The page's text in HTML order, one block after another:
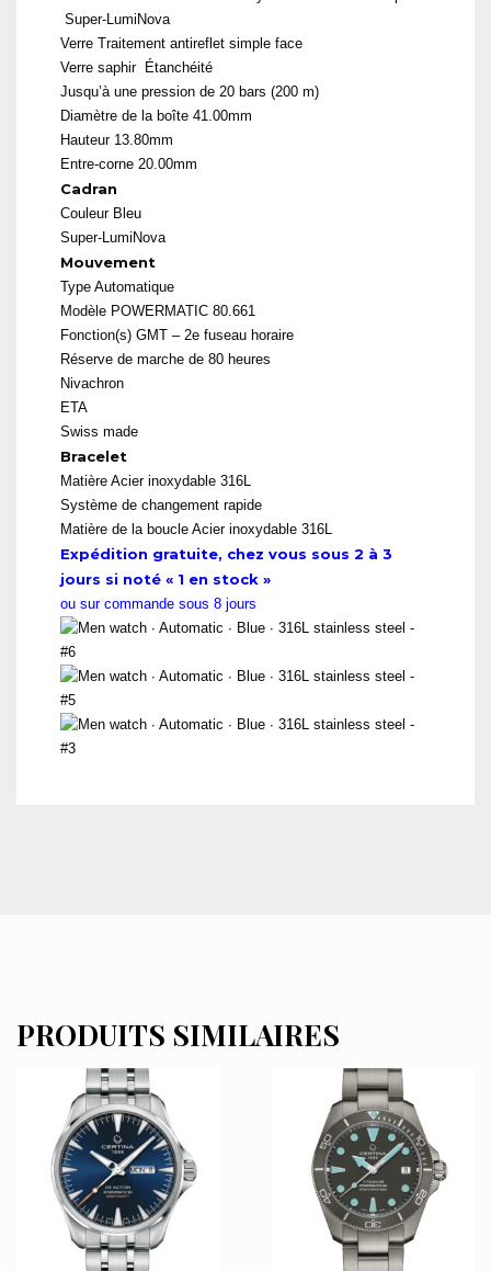
Super-LumiNova
Verre Traitement antireflet simple face
Verre saphirÉtanchéité
Jusqu’à une pression de 20 bars (200 m)
Diamètre de la boîte 41.00mm
Hauteur 13.80mm
Entre-corne 20.00mm
Cadran
Couleur Bleu
Super-LumiNova
Mouvement
Type Automatique
Modèle POWERMATIC 80.661
Fonction(s) GMT – 2e fuseau horaire
Réserve de marche de 80 heures
Nivachron
ETA
Swiss made
Bracelet
Matière Acier inoxydable 316L
Système de changement rapide
Matière de la boucle Acier inoxydable 316L
Expédition gratuite, chez vous sous 2 à 3
jours si noté « 1 en stock »
ou sur commande sous 8 jours
PRODUITS SIMILAIRES